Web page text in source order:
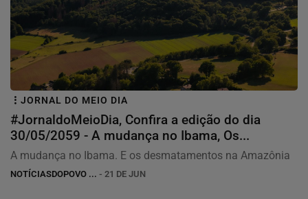
JORNAL DO MEIO DIA
#JornaldoMeioDia, Confira a edição do dia
30/05/2059 - A mudança no Ibama, Os...
A mudança no Ibama. E os desmatamentos na Amazônia
NOTÍCIASDOPOVO ... - 21 DE JUN